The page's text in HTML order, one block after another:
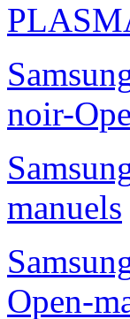
noir-
manuels
Open-